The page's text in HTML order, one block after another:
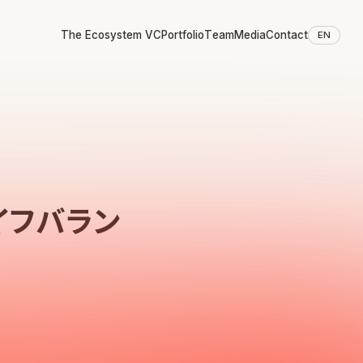
The Ecosystem VCPortfolioTeamMediaContact EN
フバラン